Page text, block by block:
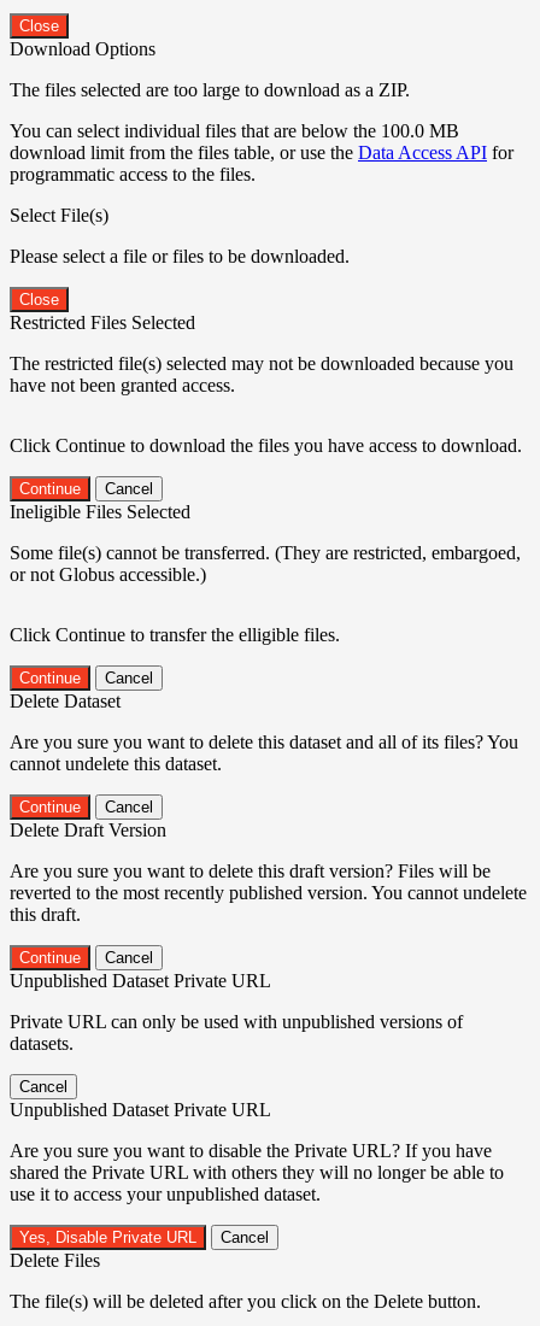
Close
Download Options
The files selected are too large to download as a ZIP.
You can select individual files that are below the 100.0 MB
download limit from the files table, or use the Data Access API for
programmatic access to the files.
Select File(s)
Please select a file or files to be downloaded.
Close
Restricted Files Selected
The restricted file(s) selected may not be downloaded because you
have not been granted access.
Click Continue to download the files you have access to download.
Continue Cancel
Ineligible Files Selected
Some file(s) cannot be transferred. (They are restricted, embargoed,
or not Globus accessible.)
Click Continue to transfer the elligible files.
Continue Cancel
Delete Dataset
Are you sure you want to delete this dataset and all of its files? You
cannot undelete this dataset.
Continue Cancel
Delete Draft Version
Are you sure you want to delete this draft version? Files will be
reverted to the most recently published version. You cannot undelete
this draft.
Continue Cancel
Unpublished Dataset Private URL
Private URL can only be used with unpublished versions of
datasets.
Cancel
Unpublished Dataset Private URL
Are you sure you want to disable the Private URL? If you have
shared the Private URL with others they will no longer be able to
use it to access your unpublished dataset.
Yes, Disable Private URL Cancel
Delete Files
The file(s) will be deleted after you click on the Delete button.